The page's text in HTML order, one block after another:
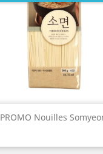
PROMO Nouilles